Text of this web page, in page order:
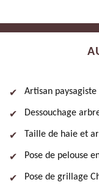
Artisan paysagiste
Dessouchage
Taille de haie et
Pose de pelouse
Pose de grillage